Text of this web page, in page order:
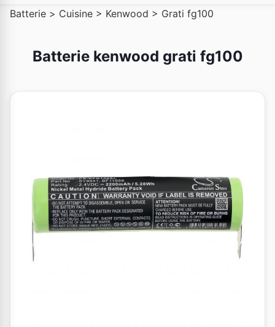
Batterie > Cuisine > Kenwood > Grati fg100
Batterie kenwood grati fg100